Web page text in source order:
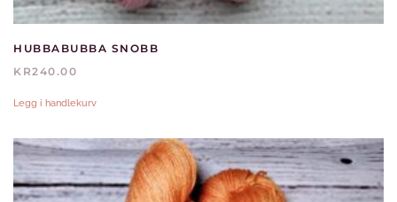
HUBBABUBBA SNOBB
KR240.00
Legg i handlekurv